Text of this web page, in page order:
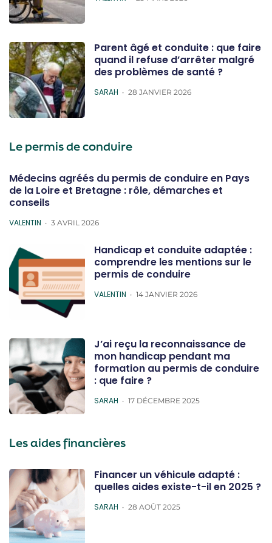
Parent âgé et conduite : que faire
quand il refuse d’arrêter malgré
des problèmes de santé ?
POSTED
SARAH 28 JANVIER 2026
Le permis de conduire
Médecins agréés du permis de conduire en Pays
de la Loire et Bretagne : rôle, démarches et
conseils
POSTED
VALENTIN 3 AVRIL 2026
Handicap et conduite adaptée :
comprendre les mentions sur le
permis de conduire
POSTED
VALENTIN 14 JANVIER 2026
J’ai reçu la reconnaissance de
mon handicap pendant ma
formation au permis de conduire
: que faire ?
POSTED
SARAH 17 DÉCEMBRE 2025
Les aides financières
Financer un véhicule adapté :
quelles aides existe-t-il en 2025 ?
POSTED
SARAH 28 AOÛT 2025